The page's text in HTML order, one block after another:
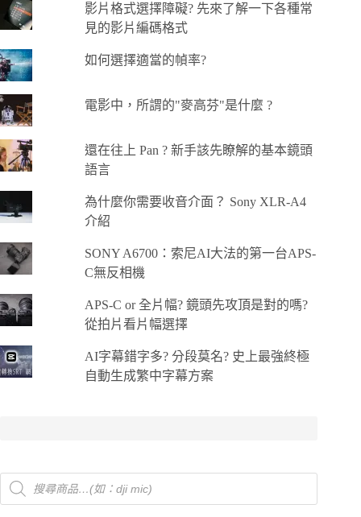
影片格式選擇障礙? 先來了解一下各種常
見的影片編碼格式
如何選擇適當的幀率?
電影中，所謂的"麥高芬"是什麼 ?
還在往上 Pan ? 新手該先瞭解的基本鏡頭
語言
為什麼你需要收音介面？ Sony XLR-A4
介紹
SONY A6700：索尼AI大法的第一台APS-
C無反相機
APS-C or 全片幅? 鏡頭先攻頂是對的嗎?
從拍片看片幅選擇
AI字幕錯字多? 分段莫名? 史上最強終極
自動生成繁中字幕方案
Products
search